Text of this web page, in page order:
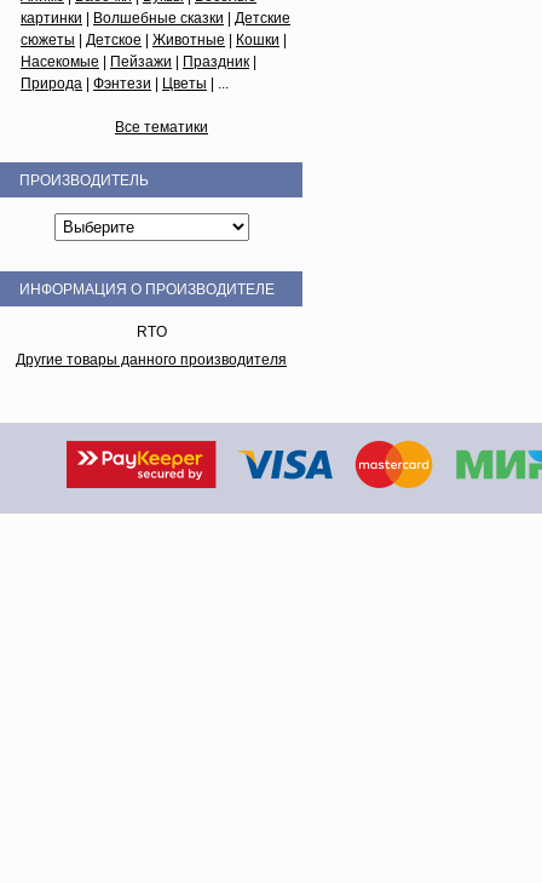
картинки
Волшебные сказки
Детские
сюжеты
Детское Животные Кошки
Насекомые
Пейзажи Праздник
Природа
Фэнтези Цветы | ...
Все тематики
ПРОИЗВОДИТЕЛЬ
ИНФОРМАЦИЯ О ПРОИЗВОДИТЕЛЕ
RTO
Другие товары данного производителя